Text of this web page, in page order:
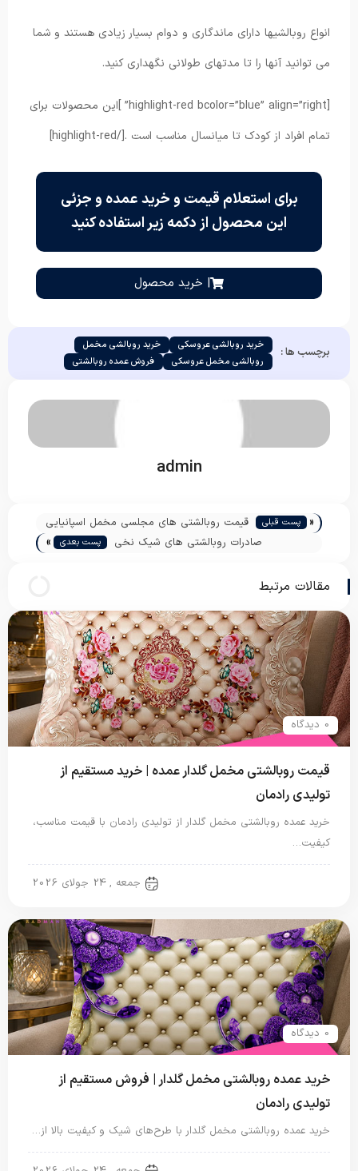
انواع روبالشیها دارای ماندگاری و دوام بسیار زیادی هستند و شما
می توانید آنها را تا مدتهای طولانی نگهداری کنید.
[highlight-red bcolor=”blue” align=”right” ]این محصولات برای
تمام افراد از کودک تا میانسال مناسب است .[/highlight-red]
برای استعلام قیمت و خرید عمده و جزئی
این محصول از دکمه زیر استفاده کنید
| خرید محصول
برچسب ها : خرید روبالشی عروسکی
خرید روبالشی مخمل
روبالشی مخمل عروسکی
فروش عمده روبالشتی
admin
« پست قبلی
قیمت روبالشتی های مجلسی مخمل اسپانیایی
صادرات روبالشتی های شیک نخی
پست بعدی »
مقالات مرتبط
0 دیدگاه
قیمت روبالشتی مخمل گلدار عمده | خرید مستقیم از
تولیدی رادمان
خرید عمده روبالشتی مخمل گلدار از تولیدی رادمان با قیمت مناسب،
کیفیت…
جمعه , 24 جولای 2026
0 دیدگاه
خرید عمده روبالشتی مخمل گلدار | فروش مستقیم از
تولیدی رادمان
خرید عمده روبالشتی مخمل گلدار با طرح‌های شیک و کیفیت بالا از…